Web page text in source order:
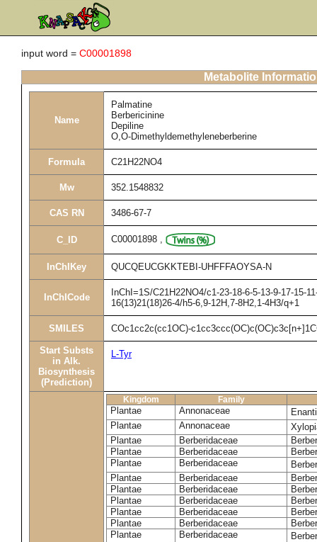
input word = C00001898
Metabolite
Name
Palmatine
Berbericinine
Depiline
O,O-Dimethyldemethyleneberberine
Formula C21H22NO4
Mw 352.1548832
CAS RN 3486-67-7
C_ID C00001898 ,
InChIKey QUCQEUCGKKTEBI-UHFFFAOYSA-N
InChICode
InChI=1S/C21H22NO4/c1-23-18-6-5-13-9-17-15-
16(13)21(18)26-4/h5-6,9-12H,7-8H2,1-4H3/q+1
SMILES COc1cc2c(cc1OC)-
Start Substs
in Alk.
Biosynthesis
(Prediction)
L-Tyr
Kingdom Family
Plantae Annonaceae
Plantae
Annonaceae
Plantae
Berberidaceae
Plantae
Berberidaceae
Plantae
Berberidaceae
Plantae
Berberidaceae
Plantae
Berberidaceae
Plantae
Berberidaceae
Plantae
Berberidaceae
Plantae
Berberidaceae
Plantae
Berberidaceae